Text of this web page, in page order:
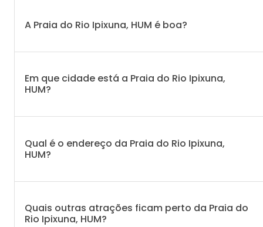
A Praia do Rio Ipixuna, HUM é boa?
Em que cidade está a Praia do Rio Ipixuna,
HUM?
Qual é o endereço da Praia do Rio Ipixuna,
HUM?
Quais outras atrações ficam perto da Praia do
Rio Ipixuna, HUM?